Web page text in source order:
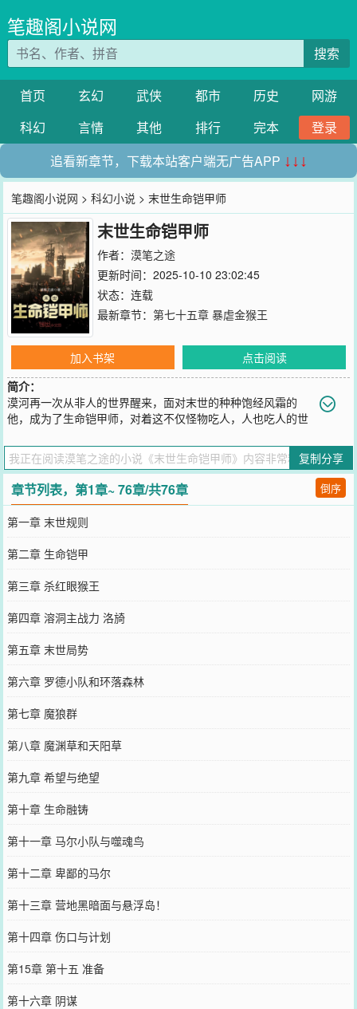
笔趣阁小说网
搜索
首页 玄幻 武侠 都市 历史
网游
科幻
言情 其他 排行 完本
登录
追看新章节，下载本站客户端无广告APP ↓↓↓
笔趣阁小说网 >科幻小说 > 末世生命铠甲师
末世生命铠甲师
作者： 漠笔之途
更新时间：2025-10-10 23:02:45
状态：连载
最新章节： 第七十五章 暴虐金猴王
加入书架
点击阅读
简介：
漠河再一次从非人的世界醒来，面对末世的种种饱经风霜的
他，成为了生命铠甲师，对着这不仅怪物吃人，人也吃人的世
您要是觉得《末世生命铠甲师》还不错的话请不要忘记向您QQ群和微
博微信里的朋友推荐哦！
复制分享
章节列表，第1章~ 76章/共76章 倒序
第一章 末世规则
第二章 生命铠甲
第三章 杀红眼猴王
第四章 溶洞主战力 洛旑
第五章 末世局势
第六章 罗德小队和环落森林
第七章 魔狼群
第八章 魔渊草和天阳草
第九章 希望与绝望
第十章 生命融铸
第十一章 马尔小队与噬魂鸟
第十二章 卑鄙的马尔
第十三章 营地黑暗面与悬浮岛！
第十四章 伤口与计划
第15章 第十五 准备
第十六章 阴谋